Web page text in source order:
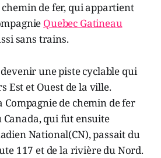
de fer, qui appartient
Quebec Gatineau
sans trains.
une piste cyclable qui
Est et Ouest de la ville.
Compagnie de chemin de fer
qui fut ensuite
National(CN), passait du
117 et de la rivière du Nord.